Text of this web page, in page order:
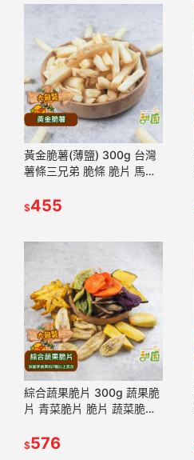
黃金脆薯(薄鹽) 300g 台灣
薯條三兄弟 脆條 脆片 馬鈴
$455
綜合蔬果脆片 300g 蔬果脆
片 青菜脆片 脆片 蔬菜脆片
$576